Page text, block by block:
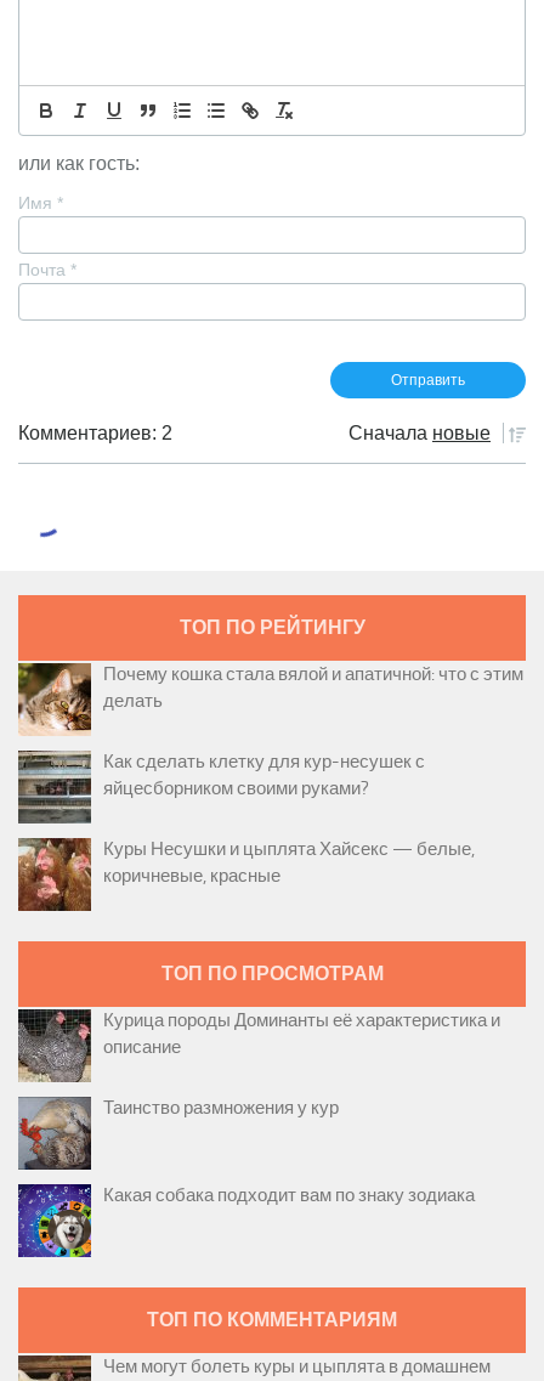
или как гость:
Имя *
Почта *
Комментариев: 2 Сначала новые
ТОП ПО РЕЙТИНГУ
Почему кошка стала вялой и апатичной: что с этим
делать
Как сделать клетку для кур-несушек с
яйцесборником своими руками?
Куры Несушки и цыплята Хайсекс — белые,
коричневые, красные
ТОП ПО ПРОСМОТРАМ
Курица породы Доминанты её характеристика и
описание
Таинство размножения у кур
Какая собака подходит вам по знаку зодиака
ТОП ПО КОММЕНТАРИЯМ
Чем могут болеть куры и цыплята в домашнем